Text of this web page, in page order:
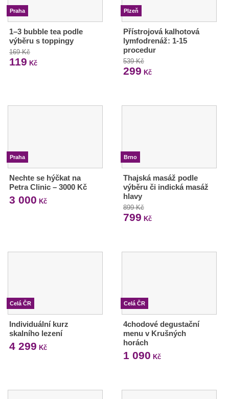
Praha
1–3 bubble tea podle
výběru s toppingy
169 Kč
119 Kč
Plzeň
Přístrojová kalhotová
lymfodrenáž: 1-15
procedur
539 Kč
299 Kč
Praha
Nechte se hýčkat na
Petra Clinic – 3000 Kč
3 000 Kč
Brno
Thajská masáž podle
výběru či indická masáž
hlavy
899 Kč
799 Kč
Celá ČR
Individuální kurz
skalního lezení
4 299 Kč
Celá ČR
4chodové degustační
menu v Krušných
horách
1 090 Kč